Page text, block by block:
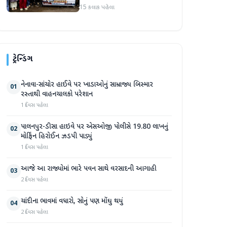
કાઢી, 'જો કામ ન હોય તો પગાર
15 કલાક પહેલા
ટ્રેન્ડિંગ
01 નેનાવા-સાંચોર હાઈવે પર ખાડાઓનું સામ્રાજ્ય બિસ્માર
રસ્તાથી વાહનચાલકો પરેશાન
1 દિવસ પહેલા
02 પાલનપુર-ડીસા હાઇવે પર એસઓજી પોલીસે 19.80 લાખનું
મોર્ફિન હિરોઈન ઝડપી પાડ્યું
1 દિવસ પહેલા
03 આજે આ રાજ્યોમાં ભારે પવન સાથે વરસાદની આગાહી
2 દિવસ પહેલા
04 ચાંદીના ભાવમાં વધારો, સોનું પણ મોંઘુ થયું
2 દિવસ પહેલા